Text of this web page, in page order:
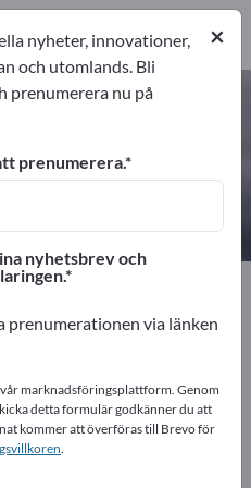
tillverkare och
1
1
Plast
Exportpages!
varor –
×
nyheter, innovationer,
och utomlands. Bli
prenumerera nu på
prenumerera.
nyhetsbrev och
prenumerationen via länken
marknadsföringsplattform. Genom
detta formulär godkänner du att
kommer att överföras till Brevo för
.